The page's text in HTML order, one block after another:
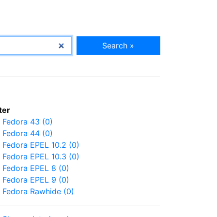
Search »
Fedora 43 (0)
Fedora 44 (0)
Fedora EPEL 10.2 (0)
Fedora EPEL 10.3 (0)
Fedora EPEL 8 (0)
Fedora EPEL 9 (0)
Fedora Rawhide (0)